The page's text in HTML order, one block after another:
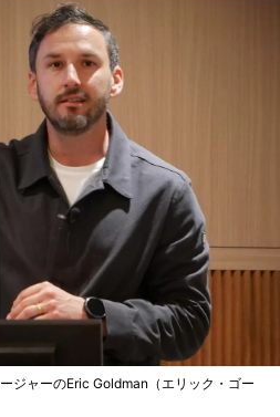
ジャーのEric Goldman（エリック・ゴー